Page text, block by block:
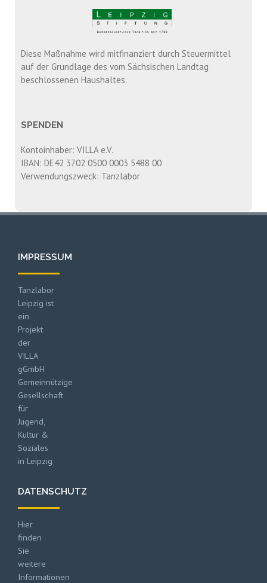
Diese Maßnahme wird mitfinanziert durch Steuermittel
auf der Grundlage des vom Sächsischen Landtag
beschlossenen Haushaltes.
SPENDEN
Kontoinhaber: VILLA e.V.
IBAN: DE42 3702 0500 0003 5488 00
Verwendungszweck: Tanzlabor
IMPRESSUM
Tanzlabor
Leipzig ist
ein
Projekt
der
VILLA
gGmbH
Gemeinnützige
Gesellschaft
für
Jugend,
Kultur &
Soziales
in Leipzig
DATENSCHUTZ
Hier
finden
Sie
weitere
Informationen